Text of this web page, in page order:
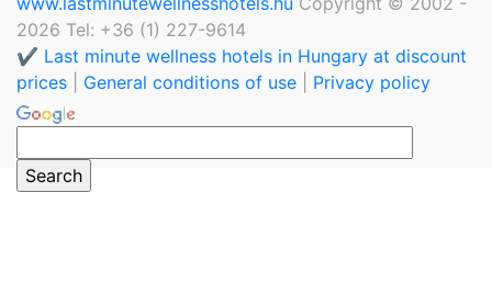
2026 Tel: +36 (1) 227-9614
✔️ Last minute wellness hotels in Hungary at discount
prices
General conditions of use Privacy policy